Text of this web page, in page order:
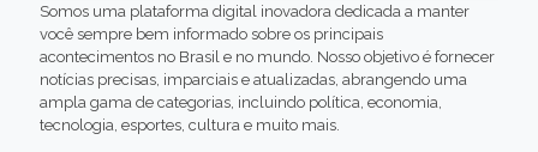
Somos uma plataforma digital inovadora dedicada a manter
você sempre bem informado sobre os principais
acontecimentos no Brasil e no mundo. Nosso objetivo é fornecer
notícias precisas, imparciais e atualizadas, abrangendo uma
ampla gama de categorias, incluindo política, economia,
tecnologia, esportes, cultura e muito mais.